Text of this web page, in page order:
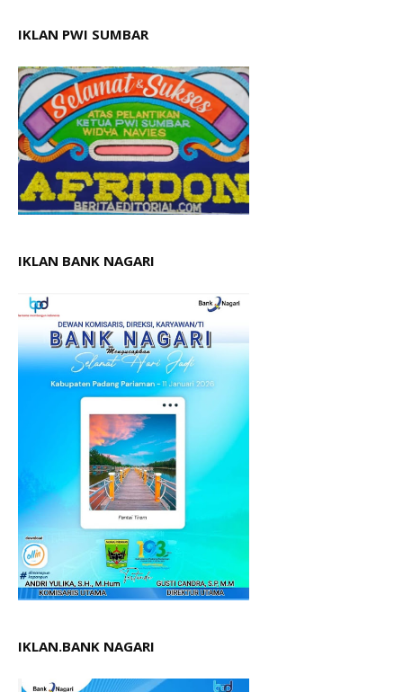
IKLAN PWI SUMBAR
IKLAN BANK NAGARI
IKLAN.BANK NAGARI